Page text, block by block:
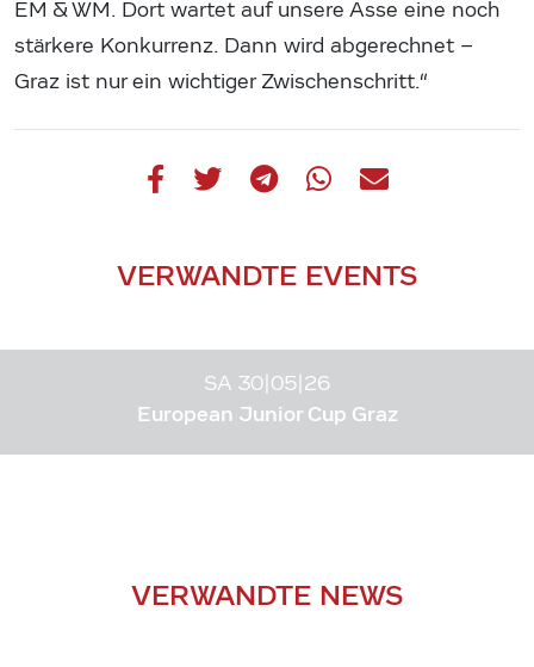
EM & WM. Dort wartet auf unsere Asse eine noch
stärkere Konkurrenz. Dann wird abgerechnet –
Graz ist nur ein wichtiger Zwischenschritt.“
VERWANDTE EVENTS
SA 30|05|26
European Junior Cup Graz
VERWANDTE NEWS